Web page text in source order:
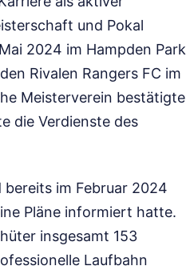
und Pokal
2024 im Hampden Park
Rivalen Rangers FC im
Meisterverein bestätigte
die Verdienste des
im Februar 2024
Pläne informiert hatte.
insgesamt 153
Laufbahn